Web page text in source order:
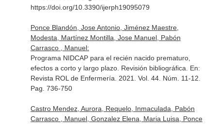
https://doi.org/10.3390/ijerph19095079
Ponce Blandón, Jose Antonio, Jiménez Maestre,
Modesta, Martínez Montilla, Jose Manuel, Pabón
Carrasco , Manuel:
Programa NIDCAP para el recién nacido prematuro,
efectos a corto y largo plazo. Revisión bibliográfica. En:
Revista ROL de Enfermería . 2021. Vol. 44. Núm. 11-12.
Pag. 736-750
Castro Mendez, Aurora, Requelo, Inmaculada, Pabón
Carrasco , Manuel, Gonzalez Elena, Maria Luisa, Ponce